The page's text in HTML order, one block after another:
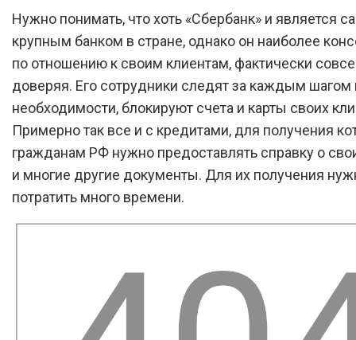
Нужно понимать, что хоть «Сбербанк» и является
крупным банком в стране, однако он наиболее
по отношению к своим клиентам, фактически
доверяя. Его сотрудники следят за каждым шагом
необходимости, блокируют счета и карты своих
Примерно так все и с кредитами, для получения
гражданам РФ нужно предоставлять справку о
и многие другие документы. Для их получения
потратить много времени.